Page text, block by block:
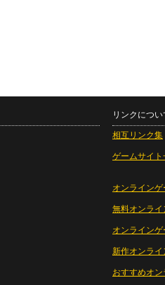
リンクについ
相互リンク集
ゲームサイト
オンラインゲ
無料オンライ
オンライン
新作オンライ
おすすめオ